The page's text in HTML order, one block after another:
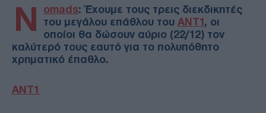
N omads: Έχουμε τους τρεις διεκδικητές
του μεγάλου επάθλου του ΑΝΤ1, οι
οποίοι θα δώσουν αύριο (22/12) τον
καλύτερό τους εαυτό για το πολυπόθητο
χρηματικό έπαθλο.
ΑΝΤ1